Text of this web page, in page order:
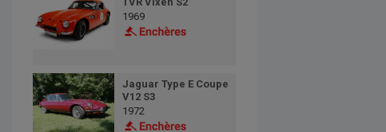
1969
Jaguar Type E Coupe
V12 S3
1972